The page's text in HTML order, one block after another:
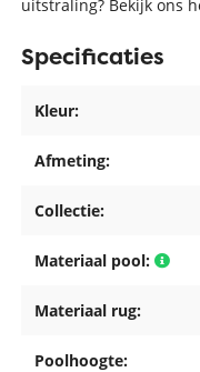
uitstraling? Bekijk ons
Specificaties
Kleur:
Afmeting:
Collectie:
Materiaal pool:
Materiaal rug:
Poolhoogte: